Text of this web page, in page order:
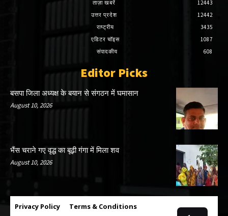
ताज़ा खबरें
12443
उत्तर प्रदेश
12442
राष्ट्रीय
3435
एडिटर चॉइस
1087
संपादकीय
608
Editor Picks
बसपा जिला अध्यक्ष के बयान से संगठन में घमासान
August 10, 2026
भैंस चराने गए वृद्ध का बूढ़ी गंगा में मिला शव
August 10, 2026
Privacy Policy Terms & Conditions